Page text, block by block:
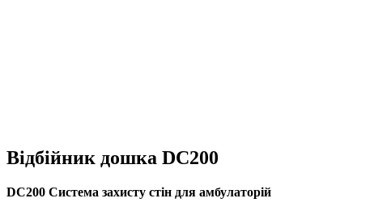
Відбійник дошка DC200
DC200 Система захисту стін для амбулаторій